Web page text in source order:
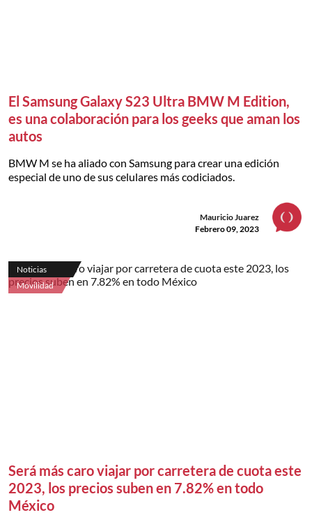
El Samsung Galaxy S23 Ultra BMW M Edition,
es una colaboración para los geeks que aman los
autos
BMW M se ha aliado con Samsung para crear una edición
especial de uno de sus celulares más codiciados.
Mauricio Juarez
Febrero 09, 2023
Noticias
Movilidad
Será más caro viajar por carretera de cuota este
2023, los precios suben en 7.82% en todo
México